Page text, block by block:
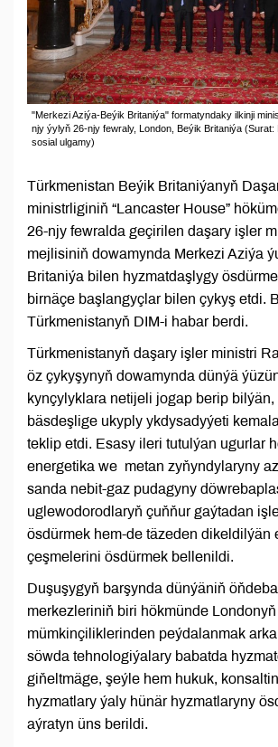
"Merkezi Aziýa-Beýik Britaniýa" formatyndaky ilkinji
njy ýylyň 26-njy fewraly, London, Beýik Britaniýa (Surat:
sosial ulgamy)
Türkmenistan Beýik Britaniýanyň
ministrliginiň “Lancaster House”
26-njy fewralda geçirilen daşary işler
mejlisiniň dowamynda Merkezi Aziýa
Britaniýa bilen hyzmatdaşlygy
birnäçe başlangyçlar bilen çykyş etdi.
Türkmenistanyň DIM-i habar berdi.
Türkmenistanyň daşary işler ministri
öz çykyşynyň dowamynda dünýä
kynçylyklara netijeli jogap berip
bäsdeşlige ukyply ykdysadyýeti
teklip etdi. Esasy ileri tutulýan ugurlar
energetika we metan zyňyndylaryny
sanda nebit-gaz pudagyny
uglewodorodlaryň çuňňur gaýtadan
ösdürmek hem-de täzeden dikeldilýän
çeşmelerini ösdürmek bellenildi.
Duşuşygyň barşynda dünýäniň
merkezleriniň biri hökmünde Londonyň
mümkinçiliklerinden peýdalanmak
söwda tehnologiýalary babatda
giňeltmäge, şeýle hem hukuk,
hyzmatlary ýaly hünär hyzmatlaryny
aýratyn üns berildi.